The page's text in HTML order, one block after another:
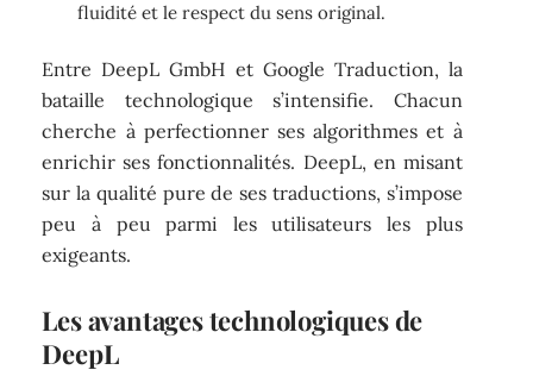
fluidité et le respect du sens original.
Entre DeepL GmbH et Google Traduction, la
bataille technologique s’intensifie. Chacun
cherche à perfectionner ses algorithmes et à
enrichir ses fonctionnalités. DeepL, en misant
sur la qualité pure de ses traductions, s’impose
peu à peu parmi les utilisateurs les plus
exigeants.
Les avantages technologiques de
DeepL